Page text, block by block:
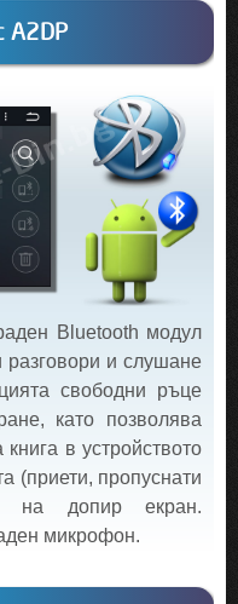
A2DP
Bluetooth модул
и слушане
свободни ръце
като позволява
в устройството
(приети, пропуснати
на допир екран.
микрофон.